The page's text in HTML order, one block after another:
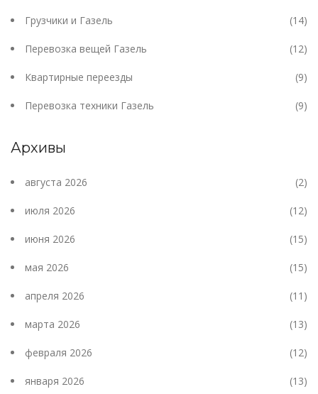
Грузчики и Газель (14)
Перевозка вещей Газель (12)
Квартирные переезды (9)
Перевозка техники Газель (9)
Архивы
августа 2026 (2)
июля 2026 (12)
июня 2026 (15)
мая 2026 (15)
апреля 2026 (11)
марта 2026 (13)
февраля 2026 (12)
января 2026 (13)